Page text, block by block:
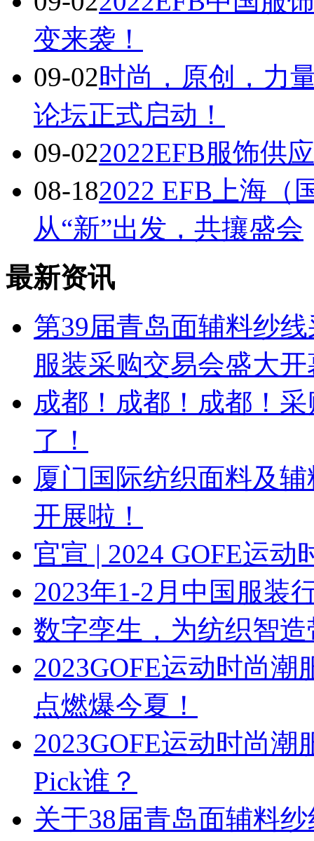
变来袭！
09-02时尚，原创，力
论坛正式启动！
09-022022EFB服饰供
08-182022 EFB上海（
从“新”出发，共攘盛会
最新资讯
第39届青岛面辅料纱
服装采购交易会盛大开
成都！成都！成都！
了！
厦门国际纺织面料及
开展啦！
官宣 | 2024 GOFE运
2023年1-2月中国服装
数字孪生，为纺织智
2023GOFE运动时尚
点燃爆今夏！
2023GOFE运动时尚
Pick谁？
关于38届青岛面辅料